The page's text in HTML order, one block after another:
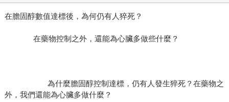
在膽固醇數值達標後，為何仍有人猝死？
在藥物控制之外，還能為心臟多做些什麼？
為什麼膽固醇控制達標，仍有人發生猝死？在藥物之
外，我們還能為心臟多做什麼？